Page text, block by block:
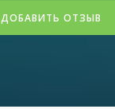
ДОБАВИТЬ ОТЗЫВ